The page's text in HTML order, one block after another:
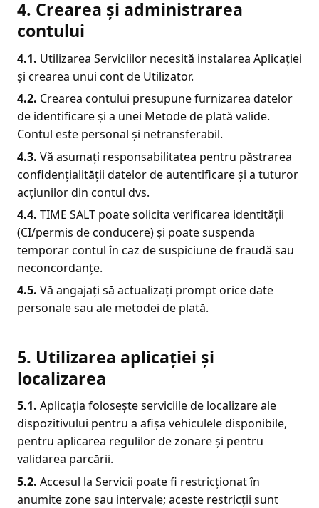
4. Crearea și administrarea
contului
4.1. Utilizarea Serviciilor necesită instalarea Aplicației
și crearea unui cont de Utilizator.
4.2. Crearea contului presupune furnizarea datelor
de identificare și a unei Metode de plată valide.
Contul este personal și netransferabil.
4.3. Vă asumați responsabilitatea pentru păstrarea
confidențialității datelor de autentificare și a tuturor
acțiunilor din contul dvs.
4.4. TIME SALT poate solicita verificarea identității
(CI/permis de conducere) și poate suspenda
temporar contul în caz de suspiciune de fraudă sau
neconcordanțe.
4.5. Vă angajați să actualizați prompt orice date
personale sau ale metodei de plată.
5. Utilizarea aplicației și
localizarea
5.1. Aplicația folosește serviciile de localizare ale
dispozitivului pentru a afișa vehiculele disponibile,
pentru aplicarea regulilor de zonare și pentru
validarea parcării.
5.2. Accesul la Servicii poate fi restricționat în
anumite zone sau intervale; aceste restricții sunt